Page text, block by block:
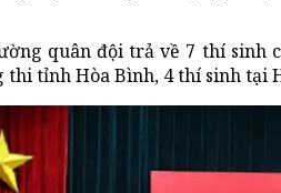
quân đội trả về 7 thí sinh
thi tỉnh Hòa Bình, 4 thí sinh tại